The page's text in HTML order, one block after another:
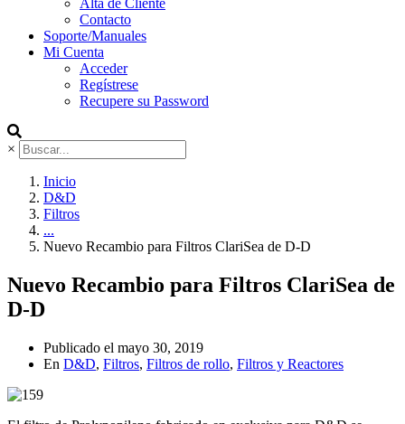
Alta de Cliente
Contacto
Soporte/Manuales
Mi Cuenta
Acceder
Regístrese
Recupere su Password
×
Inicio
D&D
Filtros
...
Nuevo Recambio para Filtros ClariSea de D-D
Nuevo Recambio para Filtros ClariSea de
D-D
Publicado el mayo 30, 2019
En D&D, Filtros, Filtros de rollo, Filtros y Reactores